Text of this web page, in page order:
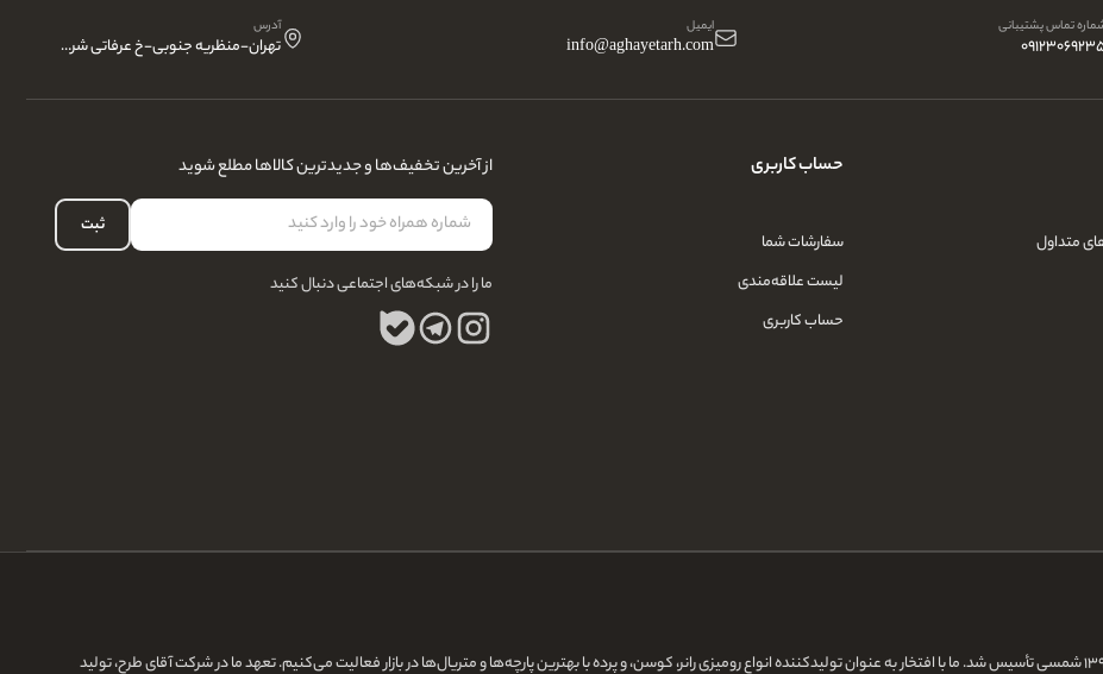
تماس پشتیبانی ایمیل
info@aghayetarh.com
آدرس
تهران-منظریه جنوبی-خ عرفاتی شرقی-تقاطع دیباجی
متداول
حساب کاربری
سفارشات شما
لیست علاقه‌مندی
حساب کاربری
از آخرین تخفیف‌ها و جدیدترین کالاها مطلع شوید
ثبت
ما را در شبکه‌های اجتماعی دنبال کنید
شرکت دنیای آقای طرح، تولیدی بازاریابی و توسعه کسب‌وکار آنلاین، در سال ۱۳۹۷ شمسی تأسیس شد. ما با افتخار به عنوان تولیدکننده انواع رومیزی رانر، کوسن، و پرده با بهترین پارچه‌ها و متریال‌ها در بازار فعالیت می‌کنیم. تعهد ما در شرکت آقای طرح، تولید